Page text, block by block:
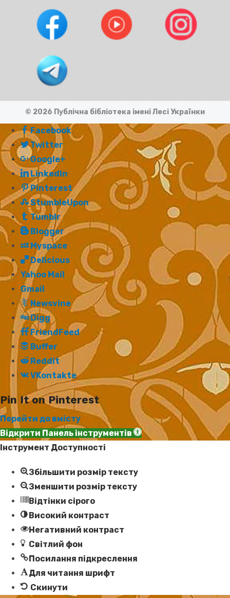
© 2026 Публічна бібліотека імені Лесі Українки
Facebook
Twitter
Google+
LinkedIn
Pinterest
StumbleUpon
Tumblr
Blogger
Myspace
Delicious
Yahoo Mail
Gmail
Newsvine
Digg
FriendFeed
Buffer
Reddit
VKontakte
Pin It on Pinterest
Перейти до вмісту
Відкрити Панель інструментів
Інструмент Доступності
Збільшити розмір тексту
Зменшити розмір тексту
Відтінки сірого
Високий контраст
Негативний контраст
Світлий фон
Посилання підкреслення
Для читання шрифт
Скинути